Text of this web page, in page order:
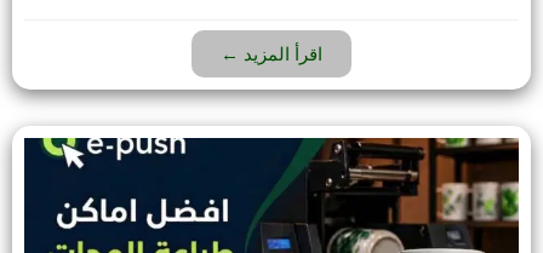
اقرأ المزيد ←